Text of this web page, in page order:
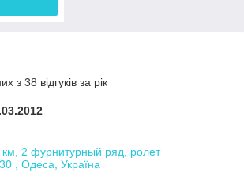
з 38 відгуків за рік
2 фурнитурный ряд, ролет
, Одеса, Україна